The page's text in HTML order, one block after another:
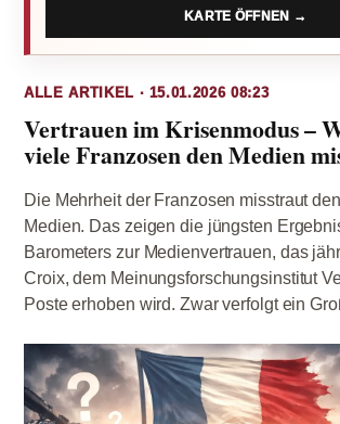
KARTE ÖFFNEN →
ALLE ARTIKEL · 15.01.2026 08:23
Vertrauen im Krisenmodus –
viele Franzosen den Medien
Die Mehrheit der Franzosen misstraut
Medien. Das zeigen die jüngsten
Barometers zur Medienvertrauen, das
Croix, dem Meinungsforschungsinstitut
Poste erhoben wird. Zwar verfolgt ein